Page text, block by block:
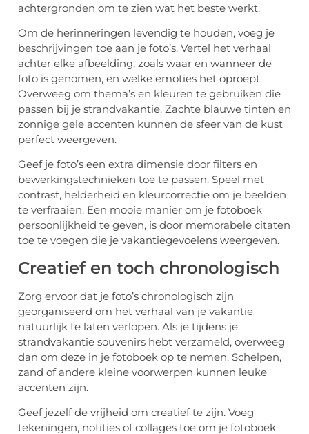
achtergronden om te zien wat het beste werkt.
Om de herinneringen levendig te houden, voeg je
beschrijvingen toe aan je foto’s. Vertel het verhaal
achter elke afbeelding, zoals waar en wanneer de
foto is genomen, en welke emoties het oproept.
Overweeg om thema’s en kleuren te gebruiken die
passen bij je strandvakantie. Zachte blauwe tinten en
zonnige gele accenten kunnen de sfeer van de kust
perfect weergeven.
Geef je foto’s een extra dimensie door filters en
bewerkingstechnieken toe te passen. Speel met
contrast, helderheid en kleurcorrectie om je beelden
te verfraaien. Een mooie manier om je fotoboek
persoonlijkheid te geven, is door memorabele citaten
toe te voegen die je vakantiegevoelens weergeven.
Creatief en toch chronologisch
Zorg ervoor dat je foto’s chronologisch zijn
georganiseerd om het verhaal van je vakantie
natuurlijk te laten verlopen. Als je tijdens je
strandvakantie souvenirs hebt verzameld, overweeg
dan om deze in je fotoboek op te nemen. Schelpen,
zand of andere kleine voorwerpen kunnen leuke
accenten zijn.
Geef jezelf de vrijheid om creatief te zijn. Voeg
tekeningen, notities of collages toe om je fotoboek